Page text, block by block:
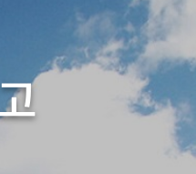
채용정보